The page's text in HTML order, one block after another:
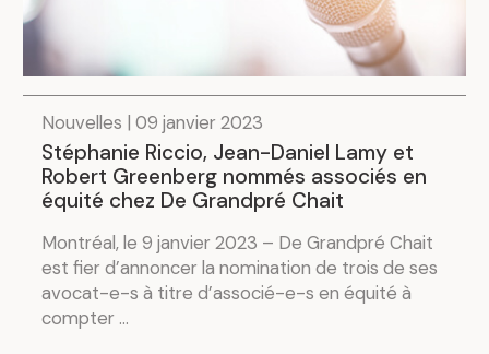
Nouvelles | 09 janvier 2023
Stéphanie Riccio, Jean-Daniel Lamy et
Robert Greenberg nommés associés en
équité chez De Grandpré Chait
Montréal, le 9 janvier 2023 – De Grandpré Chait
est fier d’annoncer la nomination de trois de ses
avocat-e-s à titre d’associé-e-s en équité à
compter ...